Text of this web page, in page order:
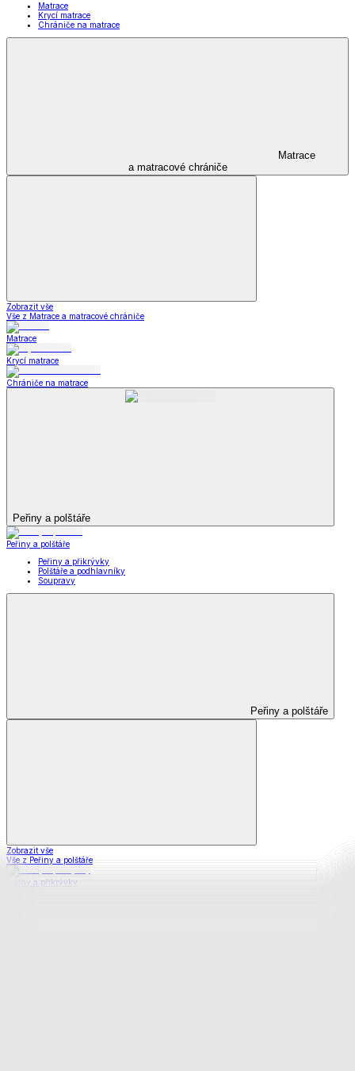
Matrace
Krycí matrace
Chrániče na matrace
Matrace
a matracové chrániče
Zobrazit vše
Vše z Matrace a matracové chrániče
Matrace
Krycí matrace
Chrániče na matrace
Peřiny a polštáře
Peřiny a polštáře
Peřiny a přikrývky
Polštáře a podhlavníky
Soupravy
Peřiny a polštáře
Zobrazit vše
Vše z Peřiny a polštáře
Peřiny a přikrývky